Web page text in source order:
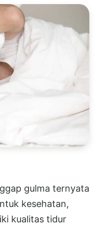
gulma ternyata
kesehatan,
kualitas tidur